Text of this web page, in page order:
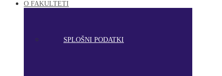
O FAKULTETI
SPLOŠNI PODATKI